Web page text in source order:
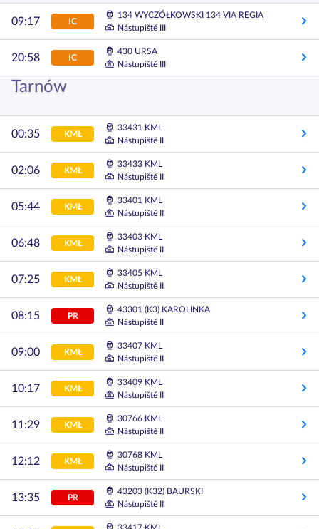
09:17 IC
134 WYCZÓŁKOWSKI 134 VIA REGIA
Nástupiště III
20:58 IC
430 URSA
Nástupiště III
Tarnów
00:35 KMŁ
33431 KML
Nástupiště II
02:06 KMŁ
33433 KML
Nástupiště II
05:44 KMŁ
33401 KML
Nástupiště II
06:48 KMŁ
33403 KML
Nástupiště II
07:25 KMŁ
33405 KML
Nástupiště II
08:15 PR
43301 (K3) KAROLINKA
Nástupiště II
09:00 KMŁ
33407 KML
Nástupiště II
10:17 KMŁ
33409 KML
Nástupiště II
11:29 KMŁ
30766 KML
Nástupiště II
12:12 KMŁ
30768 KML
Nástupiště II
13:35 PR
43203 (K32) BAURSKI
Nástupiště II